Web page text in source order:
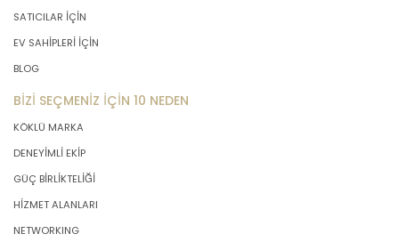
SATICILAR İÇİN
EV SAHİPLERİ İÇİN
BLOG
BİZİ SEÇMENİZ İÇİN 10 NEDEN
KÖKLÜ MARKA
DENEYİMLİ EKİP
GÜÇ BİRLİKTELİĞİ
HİZMET ALANLARI
NETWORKING